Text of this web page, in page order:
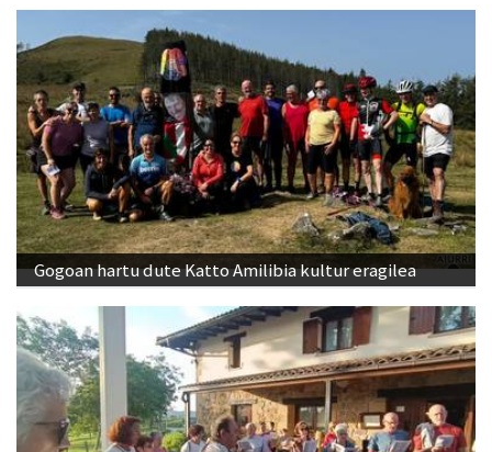
Gogoan hartu dute Katto Amilibia kultur eragilea